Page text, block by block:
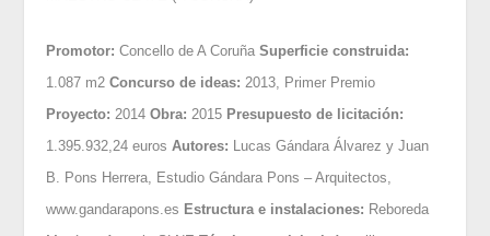
Promotor: Concello de A CoruñaSuperficie construida:
1.087 m2Concurso de ideas: 2013, Primer Premio
Proyecto: 2014Obra: 2015 Presupuesto de licitación:
1.395.932,24 eurosAutores: Lucas Gándara Álvarez y Juan
B. Pons Herrera, Estudio Gándara Pons – Arquitectos,
www.gandarapons.es Estructura e instalaciones: Reboreda